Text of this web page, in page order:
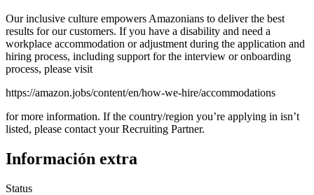
Our inclusive culture empowers Amazonians to deliver the best
results for our customers. If you have a disability and need a
workplace accommodation or adjustment during the application and
hiring process, including support for the interview or onboarding
process, please visit
https://amazon.jobs/content/en/how-we-hire/accommodations
for more information. If the country/region you’re applying in isn’t
listed, please contact your Recruiting Partner.
Información extra
Status